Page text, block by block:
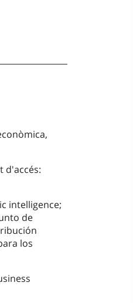
d'accés:
intelligence;
de
los